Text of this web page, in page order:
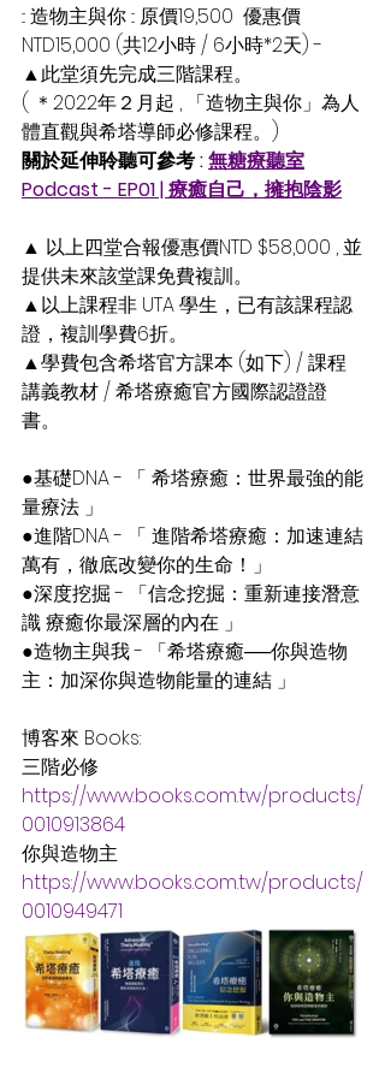
::: 造物主與你 ::: 原價19,500  優惠價
NTD15,000 (共12小時 / 6小時*2天) -
▲此堂須先完成三階課程。
( ＊2022年２月起 , 「造物主與你」為人
體直觀與希塔導師必修課程。)
關於延伸聆聽可參考 : 無糖療聽室
Podcast - EP01 | 療癒自己，擁抱陰影
▲ 以上四堂合報優惠價NTD $58,000 , 並
提供未來該堂課免費複訓。
▲以上課程非 UTA 學生，已有該課程認
證，複訓學費6折。
▲學費包含希塔官方課本 (如下) / 課程
講義教材 / 希塔療癒官方國際認證證
書。
●基礎DNA - 「 希塔療癒：世界最強的能
量療法 」
●進階DNA - 「 進階希塔療癒：加速連結
萬有，徹底改變你的生命！」
●深度挖掘 - 「信念挖掘：重新連接潛意
識 療癒你最深層的內在 」
●造物主與我 - 「希塔療癒──你與造物
主：加深你與造物能量的連結 」
博客來 Books:
三階必修
https://www.books.com.tw/products/
0010913864
你與造物主
https://www.books.com.tw/products/
0010949471